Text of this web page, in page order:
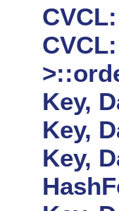
Key,
Key,
Key,